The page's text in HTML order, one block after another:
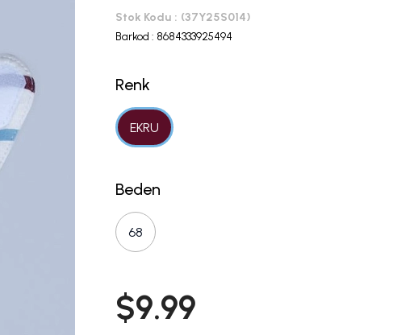
Stok Kodu
(37Y25S014)
Barkod : 8684333925494
Renk
EKRU
Beden
68
$9.99